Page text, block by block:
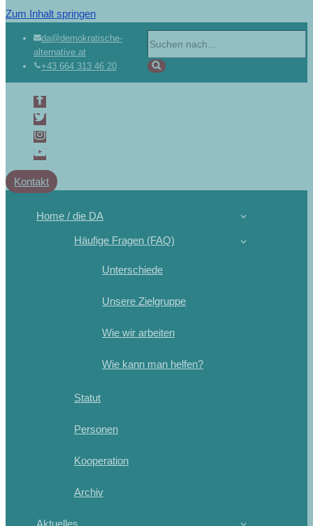
Zum Inhalt springen
da@demokratische-
alternative.at
+43 664 313 46 20
Kontakt
Home / die DA
Häufige Fragen (FAQ)
Unterschiede
Unsere Zielgruppe
Wie wir arbeiten
Wie kann man helfen?
Statut
Personen
Kooperation
Archiv
Aktuelles